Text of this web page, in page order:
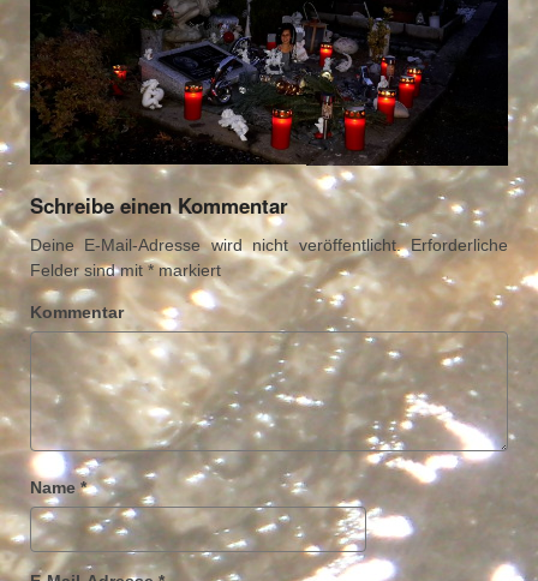
Schreibe einen Kommentar
Deine E-Mail-Adresse wird nicht veröffentlicht.Erforderliche
Felder sind mit*markiert
Kommentar
Name *